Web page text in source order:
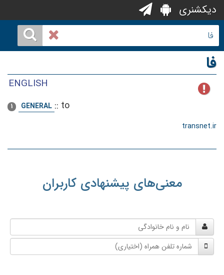
دیکشنری
فا
ENGLISH
1 GENERAL :: to
transnet.ir
معنی‌های پیشنهادی کاربران
و
نام
خانوادگی
شماره
تلفن